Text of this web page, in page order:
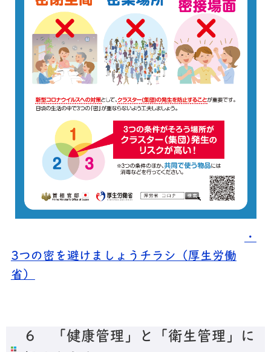
・
3つの密を避けましょうチラシ（厚生労働
省）
６ 「健康管理」と「衛生管理」に